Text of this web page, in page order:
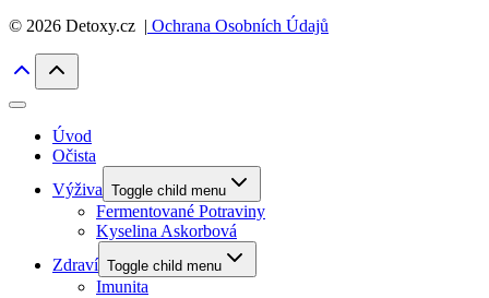
© 2026 Detoxy.cz | Ochrana Osobních Údajů
Úvod
Očista
Výživa Toggle child menu
Fermentované Potraviny
Kyselina Askorbová
Zdraví Toggle child menu
Imunita